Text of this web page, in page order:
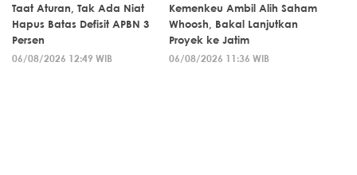
Taat Aturan, Tak Ada Niat
Hapus Batas Defisit APBN 3
Persen
06/08/2026 12:49 WIB
Kemenkeu Ambil Alih Saham
Whoosh, Bakal Lanjutkan
Proyek ke Jatim
06/08/2026 11:36 WIB